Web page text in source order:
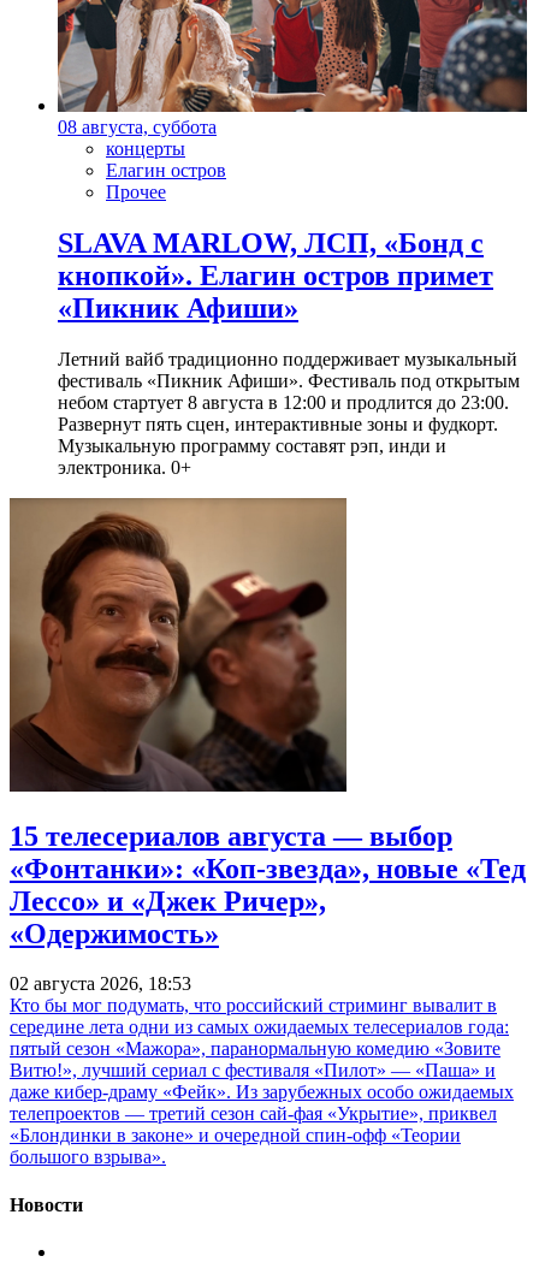
08 августа, суббота
концерты
Елагин остров
Прочее
SLAVA MARLOW, ЛСП, «Бонд с
кнопкой». Елагин остров примет
«Пикник Афиши»
Летний вайб традиционно поддерживает музыкальный
фестиваль «Пикник Афиши». Фестиваль под открытым
небом стартует 8 августа в 12:00 и продлится до 23:00.
Развернут пять сцен, интерактивные зоны и фудкорт.
Музыкальную программу составят рэп, инди и
электроника. 0+
15 телесериалов августа — выбор
«Фонтанки»: «Коп-звезда», новые «Тед
Лессо» и «Джек Ричер»,
«Одержимость»
02 августа 2026, 18:53
Кто бы мог подумать, что российский стриминг вывалит в
середине лета одни из самых ожидаемых телесериалов года:
пятый сезон «Мажора», паранормальную комедию «Зовите
Витю!», лучший сериал с фестиваля «Пилот» — «Паша» и
даже кибер-драму «Фейк». Из зарубежных особо ожидаемых
телепроектов — третий сезон сай-фая «Укрытие», приквел
«Блондинки в законе» и очередной спин-офф «Теории
большого взрыва».
Новости